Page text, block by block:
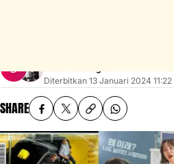
Diterbitkan 13 Januari 2024 11:22
SHARE